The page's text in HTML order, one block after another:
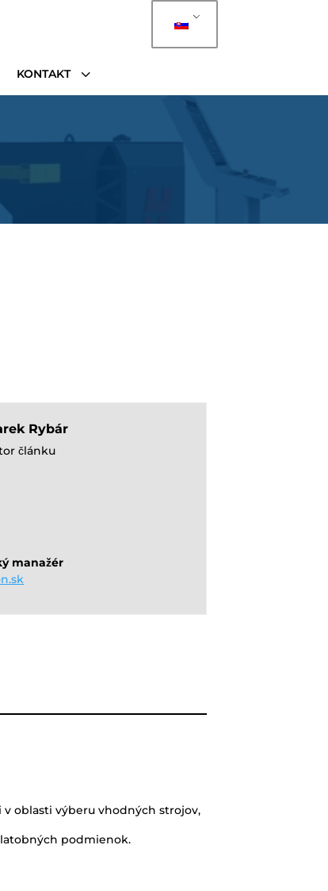
3
KONTAKT
v oblasti výberu vhodných strojov,
podmienok.
Rybár
článku
manažér